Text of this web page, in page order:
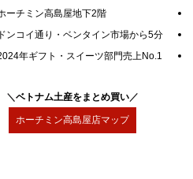
ーチミン高島屋地下2階
ドンコイ通り・ベンタイン市場から5分
年ギフト・スイーツ部門売上No.1
＼ベトナム土産をまとめ買い／
ホーチミン高島屋店マップ